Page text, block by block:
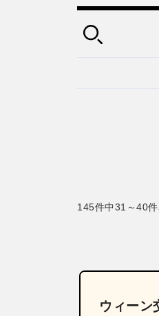
145件中31～40
ウィーン